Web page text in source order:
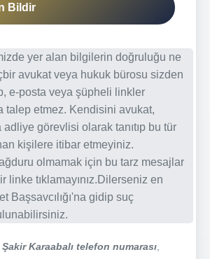
Bildir
yer alan bilgilerin doğruluğu ne
avukat veya hukuk bürosu sizden
e-posta veya şüpheli linkler
talep etmez. Kendisini avukat,
görevlisi olarak tanıtıp bu tür
kişilere itibar etmeyiniz.
olmamak için bu tarz mesajlar
linke tıklamayınız.Dilerseniz en
Başsavcılığı'na gidip suç
Karaabalı telefon numarası